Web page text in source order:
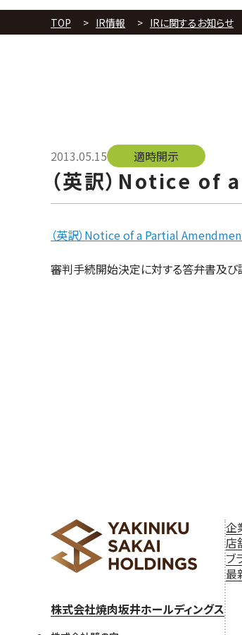
TOP IR情報 IRに関するお知らせ
2013.05.15 適時開示
（英訳）Notice
（英訳）Notice of a Partial
投
審判手続開始決定に対する答弁書及び
株式会社焼肉坂井ホールディングス
企
店
ブ
最